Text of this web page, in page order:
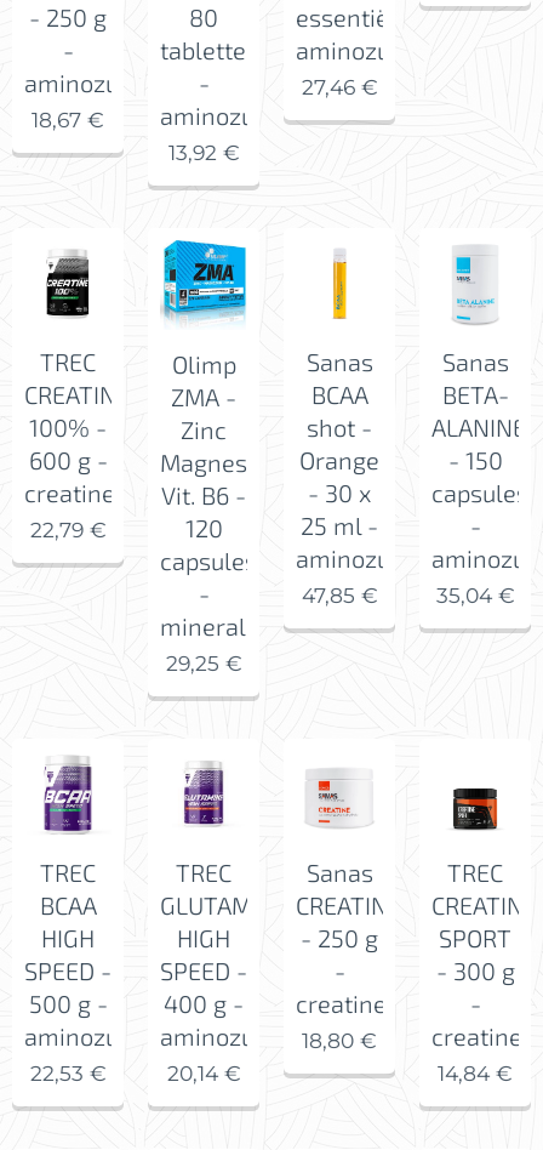
- 250 g
-
aminozuur
18,67 €
80
tabletten
-
aminozuur
13,92 €
essentiële
aminozuren
27,46€
TREC
CREATINE
100% -
600 g -
creatine
22,79€
Olimp
ZMA -
Zinc
Magnesium
Vit. B6 -
120
capsules
-
mineralensupplement
29,25 €
Sanas
BCAA
shot -
Orange
- 30 x
25 ml -
aminozuren
47,85 €
Sanas
BETA-
ALANINE
- 150
capsules
-
35,04€
TREC
BCAA
HIGH
SPEED -
500 g -
aminozuren
22,53 €
TREC
GLUTAMINE
HIGH
SPEED -
400 g -
aminozuur
20,14€
Sanas
CREATINE
- 250 g
-
creatine
18,80 €
TREC
CREATINE
SPORT
- 300 g
-
creatine
14,84 €